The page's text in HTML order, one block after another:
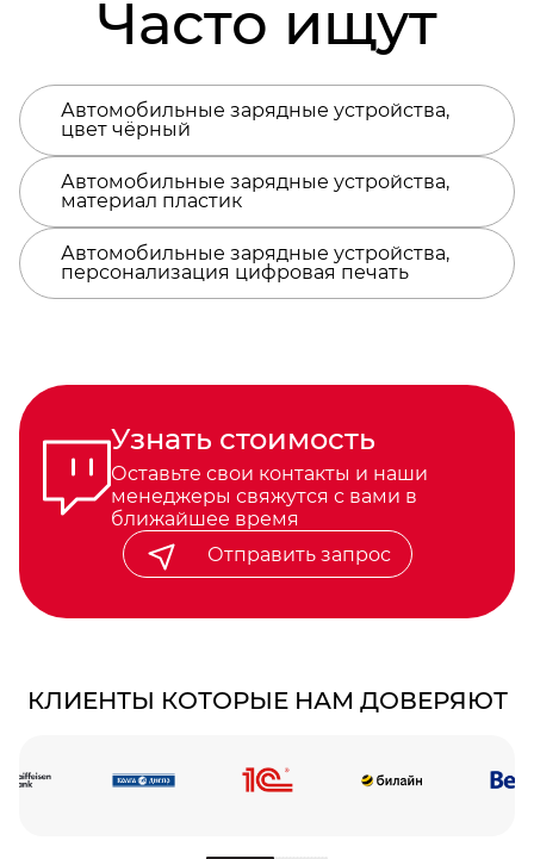
Часто ищут
Автомобильные зарядные устройства,
цвет чёрный
Автомобильные зарядные устройства,
материал пластик
Автомобильные зарядные устройства,
персонализация цифровая печать
Узнать стоимость
Оставьте свои контакты и наши
менеджеры свяжутся с вами в
ближайшее время
Отправить запрос
КЛИЕНТЫ КОТОРЫЕ НАМ ДОВЕРЯЮТ